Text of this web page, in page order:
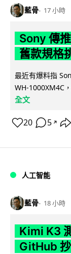
藍骨 17 小時
Sony 傳
舊款規格
最近有爆料指
WH-1000XM4C
全文
20 5 ↗
人工智能
藍骨 18 小時
Kimi K3
GitHub